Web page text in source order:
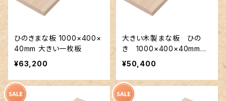
ひのきまな板 1000×400×
40mm 大きい一枚板
¥63,200
大きい木製まな板 ひの
き 1000×400×40mm
裏に節あり 一枚板
¥50,400